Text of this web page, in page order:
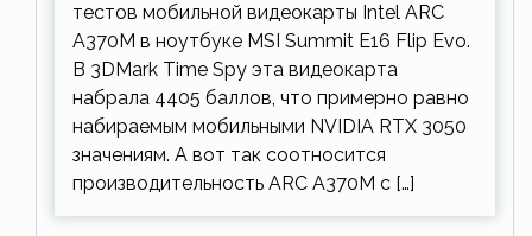
тестов мобильной видеокарты Intel ARC
A370M в ноутбуке MSI Summit E16 Flip Evo.
В 3DMark Time Spy эта видеокарта
набрала 4405 баллов, что примерно равно
набираемым мобильными NVIDIA RTX 3050
значениям. А вот так соотносится
производительность ARC A370M с […]